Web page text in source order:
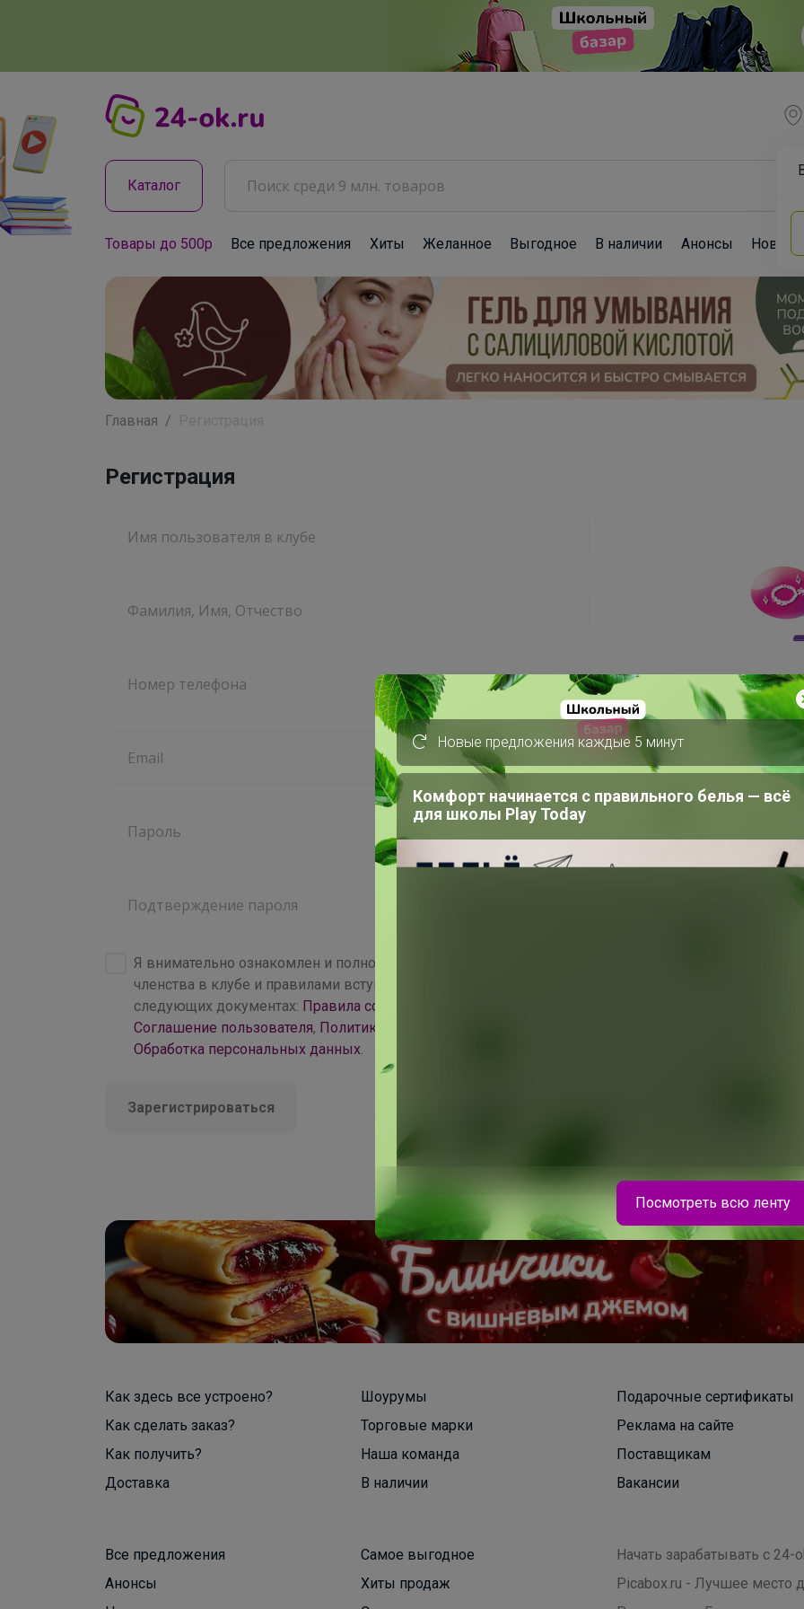
Каталог
Товары до 500р Все предложения Хиты Желанное Выгодное В наличии Анонсы Новости
Главная
Регистрация
Я внимательно ознакомлен и полностью согласен с условиями
членства в клубе и правилами вступления, изложенными в
следующих документах: Правила совместных закупок
Соглашение пользователя, Политика конфиденциальности
Обработка персональных данных.
Зарегистрироваться
брендов
200+
организаторов
Как здесь все устроено?
Как сделать заказ?
Как получить?
Доставка
Шоурумы
Торговые марки
Наша команда
В наличии
Подарочные сертификаты
Реклама на сайте
Поставщикам
Вакансии
Все предложения
Анонсы
Самое выгодное
Хиты продаж
Начать зарабатывать с 24-
Picabox.ru - Лучшее место
Новые предложения каждые 5 минут
Комфорт начинается с правильного белья — всё
для школы Play Today
Леныра
Распродажа кроссовок СПРАНДИ
Посмотреть всю ленту